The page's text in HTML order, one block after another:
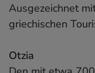
Ausgezeichnet
griechischen
Otzia